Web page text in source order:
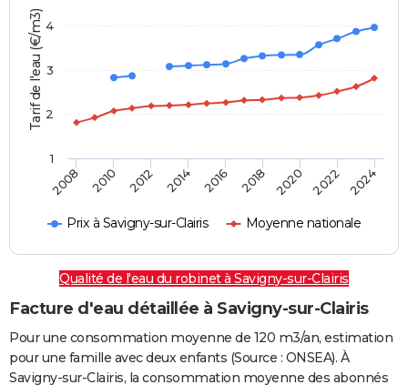
Tarif de l'eau (€/m3)
Prix à Savigny-sur-Clairis Moyenne nationale
2008 2010 2012 2014 2016 2018 2020 2022 2024
1
2
3
4
Qualité de l'eau du robinet à Savigny-sur-Clairis
Facture d'eau détaillée à Savigny-sur-Clairis
Pour une consommation moyenne de 120 m3/an, estimation
pour une famille avec deux enfants (Source : ONSEA). À
Savigny-sur-Clairis, la consommation moyenne des abonnés